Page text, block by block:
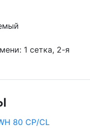
1 сетка, 2-я